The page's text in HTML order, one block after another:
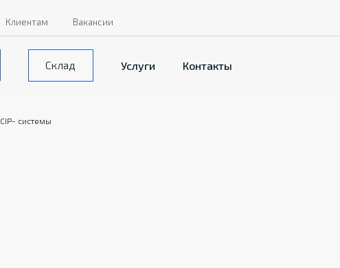
Склад Услуги Контакты
Клиентам Вакансии
CIP- системы